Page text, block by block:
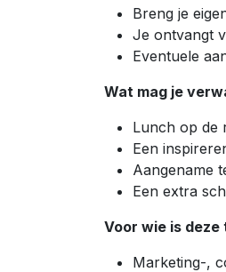
Breng je
Je ontvangt
Eventuele
Wat mag je
Lunch op de
Een
Aangename
Een extra
Voor wie is deze
Marketing-,